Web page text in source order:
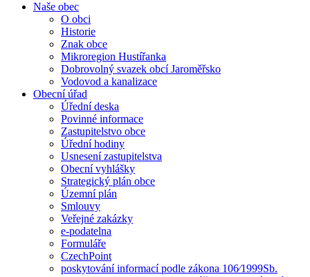
Naše obec
O obci
Historie
Znak obce
Mikroregion Hustířanka
Dobrovolný svazek obcí Jaroměřsko
Vodovod a kanalizace
Obecní úřad
Úřední deska
Povinné informace
Zastupitelstvo obce
Úřední hodiny
Usnesení zastupitelstva
Obecní vyhlášky
Strategický plán obce
Územní plán
Smlouvy
Veřejné zakázky
e-podatelna
Formuláře
CzechPoint
poskytování informací podle zákona 106⁄1999Sb.